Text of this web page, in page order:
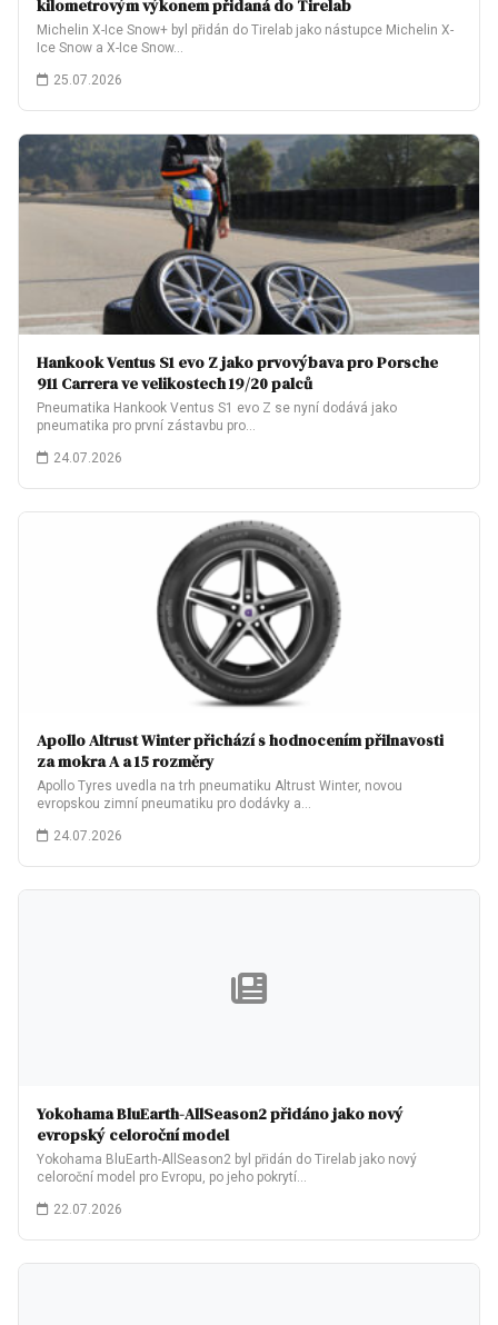
kilometrovým výkonem přidaná do Tirelab
Michelin X-Ice Snow+ byl přidán do Tirelab jako nástupce Michelin X-
Ice Snow a X-Ice Snow…
25.07.2026
Hankook Ventus S1 evo Z jako prvovýbava pro Porsche
911 Carrera ve velikostech 19/20 palců
Pneumatika Hankook Ventus S1 evo Z se nyní dodává jako
pneumatika pro první zástavbu pro…
24.07.2026
Apollo Altrust Winter přichází s hodnocením přilnavosti
za mokra A a 15 rozměry
Apollo Tyres uvedla na trh pneumatiku Altrust Winter, novou
evropskou zimní pneumatiku pro dodávky a…
24.07.2026
Yokohama BluEarth-AllSeason2 přidáno jako nový
evropský celoroční model
Yokohama BluEarth-AllSeason2 byl přidán do Tirelab jako nový
celoroční model pro Evropu, po jeho pokrytí…
22.07.2026